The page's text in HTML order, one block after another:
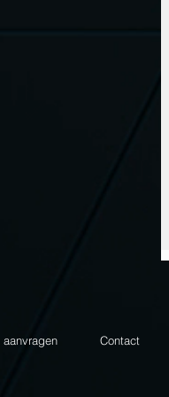
aanvragen Contact